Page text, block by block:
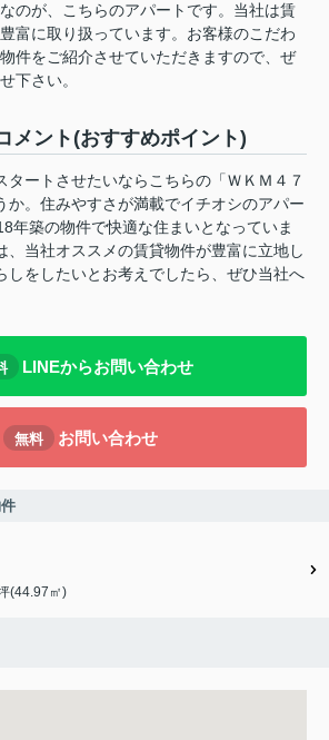
のが、こちらのアパートです。当社は賃
富に取り扱っています。お客様のこだわ
件をご紹介させていただきますので、ぜ
下さい。
メント(おすすめポイント)
タートさせたいならこちらの「ＷＫＭ４７
か。住みやすさが満載でイチオシのアパー
年築の物件で快適な住まいとなっていま
、当社オススメの賃貸物件が豊富に立地し
しをしたいとお考えでしたら、ぜひ当社へ
LINEからお問い合わせ
無料 お問い合わせ
(44.97㎡)